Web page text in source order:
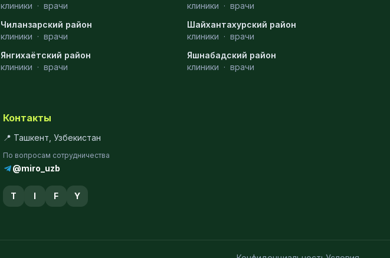
клиники · врачи
клиники · врачи
Чиланзарский район
клиники · врачи
Шайхантахурский район
клиники · врачи
Янгихаётский район
клиники · врачи
Яшнабадский район
клиники · врачи
Контакты
📍 Ташкент, Узбекистан
По вопросам сотрудничества
@miro_uzb
T I F Y